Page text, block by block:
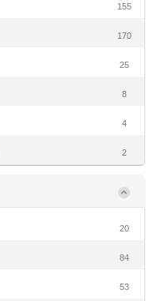
155
170
25
8
4
2
20
84
53